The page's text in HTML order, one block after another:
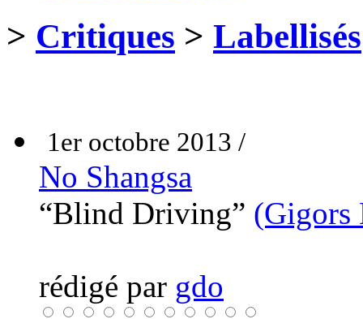
> Critiques > Labellisés
1er octobre 2013 /
No Shangsa
“Blind Driving” (Gigors
rédigé par gdo